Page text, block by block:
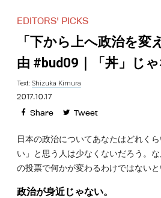
EDITORS' PICKS
「下から上へ政治を
由 #bud09｜「丼」じ
Text: Shizuka Kimura
2017.10.17
Share Tweet
日本の政治についてあなたはどれく
い」と思う人は少なくないだろう。
の投票で何かが変わるわけではない
政治が身近じゃない。